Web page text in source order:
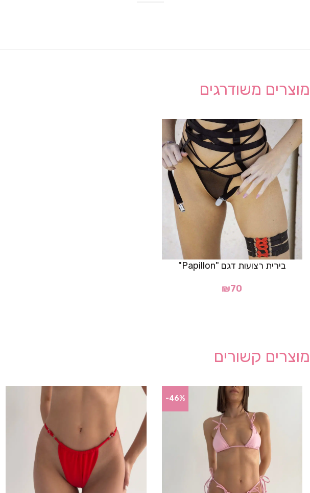
מוצרים משודרגים
בירית רצועות דגם "Papillon"
₪70
מוצרים קשורים
-46%